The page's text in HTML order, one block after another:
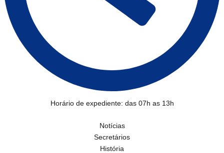
Horário de expediente: das 07h as 13h
Notícias
Secretários
História